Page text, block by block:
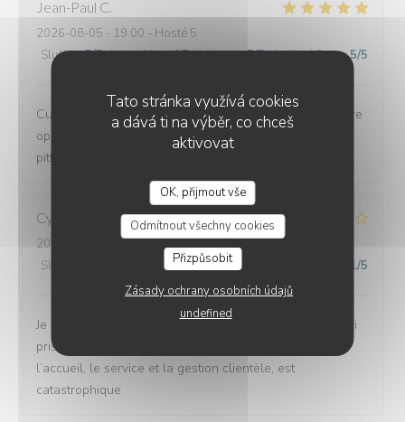
Tato stránka využívá cookies
a dává ti na výběr, co chceš
aktivovat
OK, přijmout vše
Odmítnout všechny cookies
Přizpůsobit
Zásady ochrany osobních údajů
undefined
Jean-Paul C
2026-08-05 - 19:00 - Hosté 5
Služba:5/5 Atmosféra:4/5 Kuchyně:5/5 Kvalita / Cena:5/5
Cuisine savoureuse, service agréable et rapide sans être
oppressant. Environnement charmant en face de la si
pittoresque baie de Brignogan.
Cynthia
2026-08-05
- 21:30 - Hosté 6
Služba
: 1 /5 Kuchyně : 1/5
Je ne te donnerai pas d’avis sur la cuisine, parce que j’ai
pris uniquement un plateau de fruits de mer, mais
l’accueil, le service et la gestion clientèle, est
catastrophique
LA CORNICHE